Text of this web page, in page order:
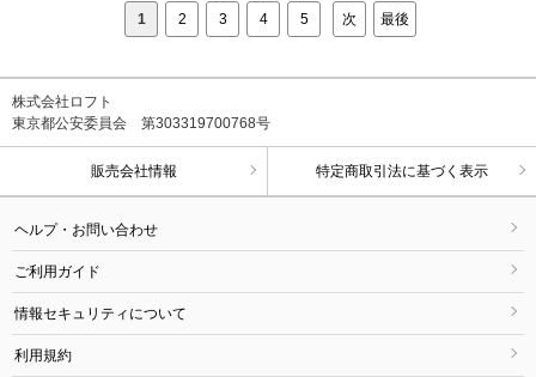
1
2 3 4 5 次 最後
株式会社ロフト
東京都公安委員会 第303319700768号
販売会社情報 特定商取引法に基づく表示
ヘルプ・お問い合わせ
ご利用ガイド
情報セキュリティについて
利用規約